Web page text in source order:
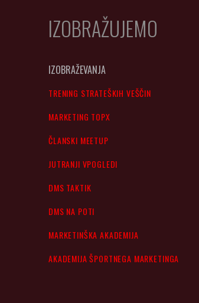
IZOBRAŽUJEMO
IZOBRAŽEVANJA
TRENING STRATEŠKIH VEŠČIN
MARKETING TOPX
ČLANSKI MEETUP
JUTRANJI VPOGLEDI
DMS TAKTIK
DMS NA POTI
MARKETINŠKA AKADEMIJA
AKADEMIJA ŠPORTNEGA MARKETINGA